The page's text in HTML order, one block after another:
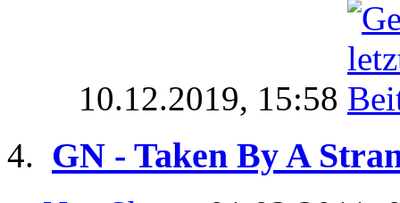
10.12.2019, 15:58
GN - Taken By A